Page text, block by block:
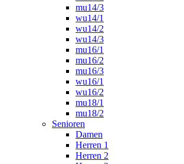
mu14/3
wu14/1
wu14/2
wu14/3
mu16/1
mu16/2
mu16/3
wu16/1
wu16/2
mu18/1
mu18/2
Senioren
Damen
Herren 1
Herren 2